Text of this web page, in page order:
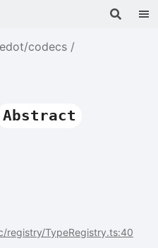
codecs
Abstract
registry/TypeRegistry.ts:40